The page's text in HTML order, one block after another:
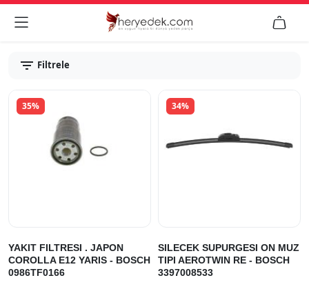
 
Filtrele
35%
YAKIT FILTRESI . JAPON
COROLLA E12 YARIS - BOSCH
0986TF0166
34%
SILECEK SUPURGESI ON MUZ
TIPI AEROTWIN RE - BOSCH
3397008533